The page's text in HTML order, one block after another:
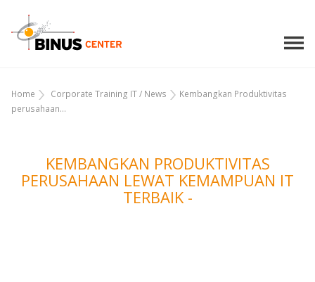
Home Corporate Training IT/ News
Kembangkan Produktivitas
perusahaan...
KEMBANGKAN PRODUKTIVITAS
PERUSAHAAN LEWAT KEMAMPUAN IT
TERBAIK -